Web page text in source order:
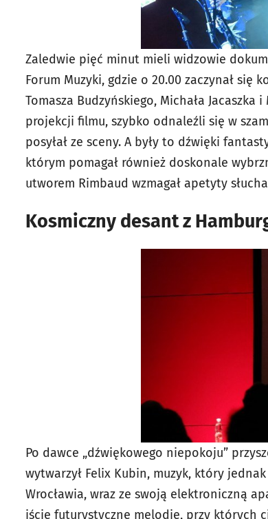
Zaledwie pięć minut mieli widzowie
Forum Muzyki, gdzie o 20.00 zaczynał
Tomasza Budzyńskiego, Michała
projekcji filmu, szybko odnaleźli się w
posyłał ze sceny. A były to dźwięki
którym pomagał również doskonale
utworem Rimbaud wzmagał apetyty
Kosmiczny desant z
Po dawce „dźwiękowego niepokoju”
wytwarzył Felix Kubin, muzyk, który
Wrocławia, wraz ze swoją elektroniczną
iście futurystyczne melodie, przy których